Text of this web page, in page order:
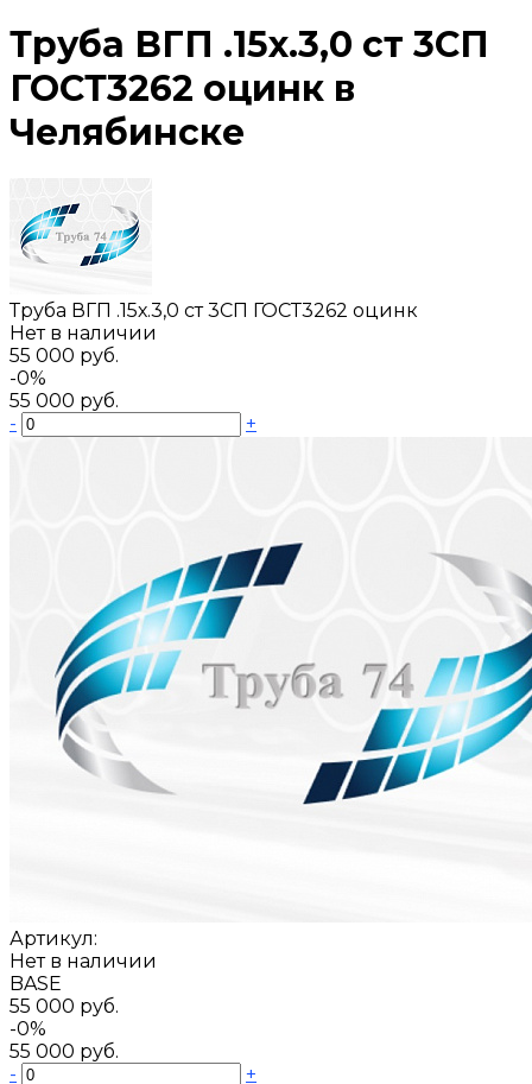
Труба ВГП .15х.3,0 ст 3СП
ГОСТ3262 оцинк в
Челябинске
Труба ВГП .15х.3,0 ст 3СП ГОСТ3262 оцинк
Нет в наличии
55 000 руб.
-0%
55 000 руб.
-
+
Артикул:
Нет в наличии
BASE
55 000 руб.
-0%
55 000 руб.
-
+